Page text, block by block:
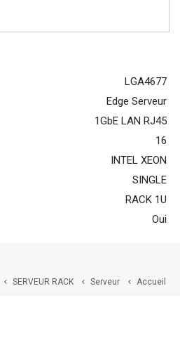
LGA4677
Edge Serveur
1GbE LAN RJ45
16
INTEL XEON
SINGLE
RACK 1U
Oui
Accueil

Serveur

SERVEUR RACK
